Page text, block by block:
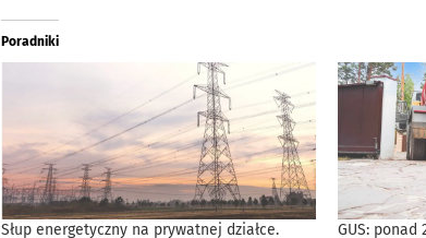
Poradniki
Słup energetyczny na prywatnej działce. GUS: ponad